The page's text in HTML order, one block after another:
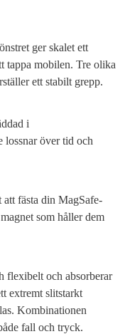
ger skalet ett
tappa mobilen. Tre olika
ett stabilt grepp.
i
lossnar över tid och
fästa din MagSafe-
som håller dem
flexibelt och absorberar
extremt slitstarkt
Kombinationen
fall och tryck.